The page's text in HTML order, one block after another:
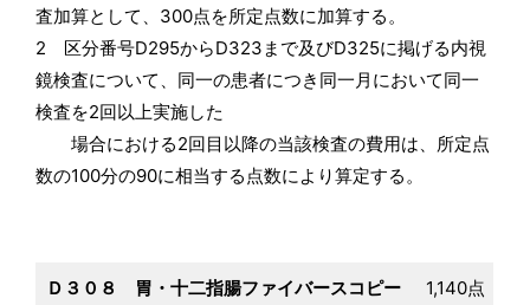
査加算として、300点を所定点数に加算する。
2 区分番号D295からD323まで及びD325に掲げる内視
鏡検査について、同一の患者につき同一月において同一
検査を2回以上実施した
場合における2回目以降の当該検査の費用は、所定点
数の100分の90に相当する点数により算定する。
Ｄ３０８ 胃・十二指腸ファイバースコピー 1,140点